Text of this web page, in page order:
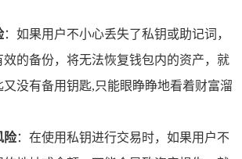
：如果用户不小心丢失了私钥或助记词，
效的备份，将无法恢复钱包内的资产，就
没有备用钥匙,只能眼睁睁地看着财富溜
险：在使用私钥进行交易时，如果用户不